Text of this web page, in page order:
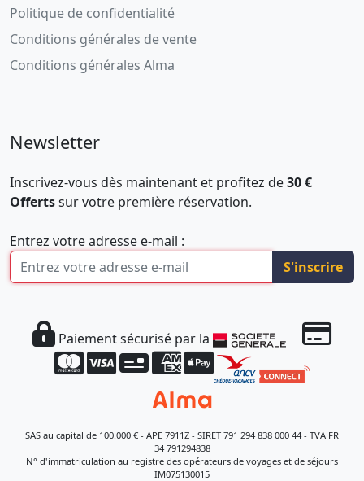
Politique de confidentialité
Conditions générales de vente
Conditions générales Alma
Newsletter
Inscrivez-vous dès maintenant et profitez de30 €
Offertssur votre première réservation.
Entrez votre adresse e-mail :
S'inscrire
Paiement sécurisé par la
SAS au capital de 100.000 € - APE 7911Z - SIRET 791 294 838 000 44 - TVA FR
34 791294838
N° d'immatriculation au registre des opérateurs de voyages et de séjours
IM075130015